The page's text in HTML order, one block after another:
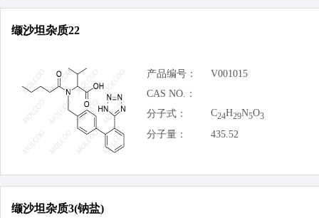
缬沙坦杂质22
产品编号：
V001015
CAS NO.：
分子式：
C24H29N5O3
分子量： 435.52
缬沙坦杂质3(钠盐)